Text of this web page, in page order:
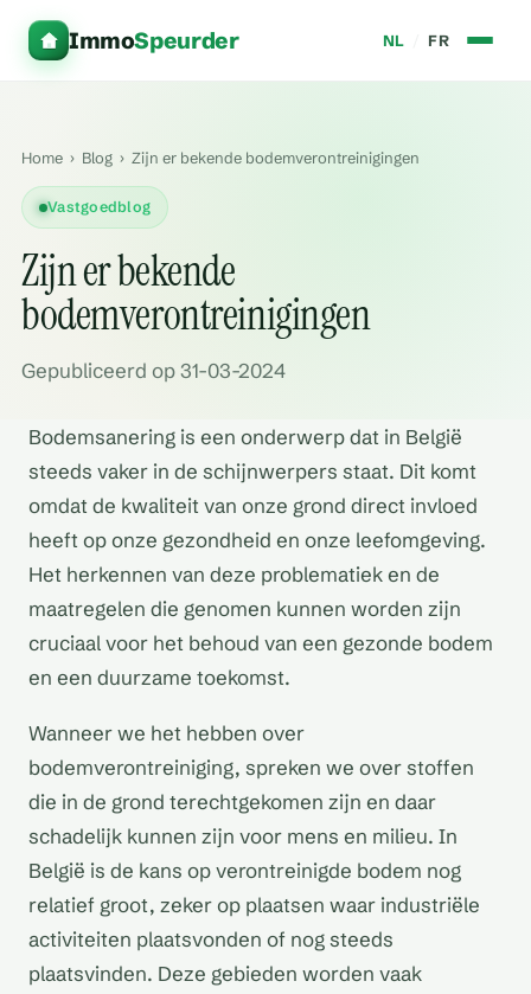
ImmoSpeurder NL FR
Home › Blog › Zijn er bekende bodemverontreinigingen
Vastgoedblog
Zijn er bekende
bodemverontreinigingen
Gepubliceerd op 31-03-2024
Bodemsanering is een onderwerp dat in België
steeds vaker in de schijnwerpers staat. Dit komt
omdat de kwaliteit van onze grond direct invloed
heeft op onze gezondheid en onze leefomgeving.
Het herkennen van deze problematiek en de
maatregelen die genomen kunnen worden zijn
cruciaal voor het behoud van een gezonde bodem
en een duurzame toekomst.
Wanneer we het hebben over
bodemverontreiniging, spreken we over stoffen
die in de grond terechtgekomen zijn en daar
schadelijk kunnen zijn voor mens en milieu. In
België is de kans op verontreinigde bodem nog
relatief groot, zeker op plaatsen waar industriële
activiteiten plaatsvonden of nog steeds
plaatsvinden. Deze gebieden worden vaak